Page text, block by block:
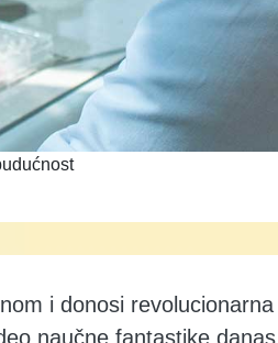
i donosi
naučne fantastike